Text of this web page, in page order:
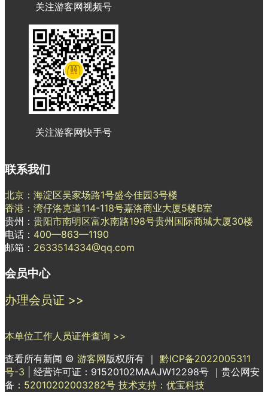
关注游客网视频号
关注游客网快手号
联系我们
北京：海淀区吴家场路1号盛今佳园3号楼
香港：湾仔洛克道114-118号嘉洛商业大厦5楼B室
贵州： 贵阳市南明区富水南路198号贵州国际商城大厦30楼
电话： 400—863—1190
邮箱： 2633514334@qq.com
会员中心
办理会员证 >>
本单位工作人员证件查询 >>
查看所有新闻 © 游客网版权所有 ｜ 黔ICP备2022005311
号-3
| 经营许可证：91520102MAAJW12298号 ｜贵公网安
备： 52010202003282号 技术支持：优宝科技